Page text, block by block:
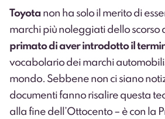
Toyota non ha solo il merito di
marchi più noleggiati dello scorso
primato di aver introdotto il
vocabolario dei marchi
mondo. Sebbene non ci siano
documenti fanno risalire questa
alla fine dell’Ottocento – è con la